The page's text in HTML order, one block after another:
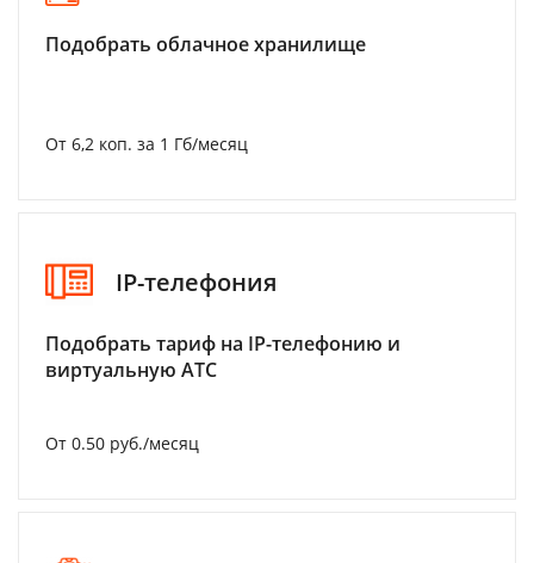
Подобрать облачное хранилище
От 6,2 коп. за 1 Гб/месяц
IP-телефония
Подобрать тариф на IP-телефонию и
виртуальную АТС
От 0.50 руб./месяц